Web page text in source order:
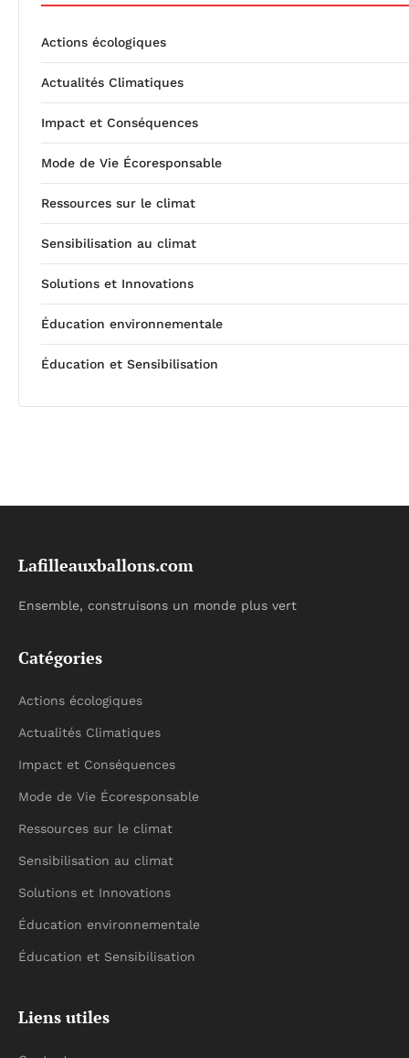
Actions écologiques
Actualités Climatiques
Impact et Conséquences
Mode de Vie Écoresponsable
Ressources sur le climat
Sensibilisation au climat
Solutions et Innovations
Éducation environnementale
Éducation et Sensibilisation
Lafilleauxballons.com
Ensemble, construisons un monde plus vert
Catégories
Actions écologiques
Actualités Climatiques
Impact et Conséquences
Mode de Vie Écoresponsable
Ressources sur le climat
Sensibilisation au climat
Solutions et Innovations
Éducation environnementale
Éducation et Sensibilisation
Liens utiles